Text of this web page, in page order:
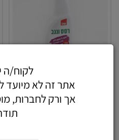
ספריי סנו רסס נגב
18.17כולל מע"מ
לקוח/ה
אתר זה לא מיועד
אך ורק לחברות,